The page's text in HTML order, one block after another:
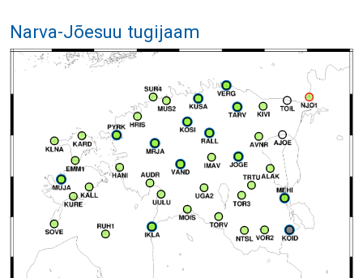
Narva-Jõesuu tugijaam